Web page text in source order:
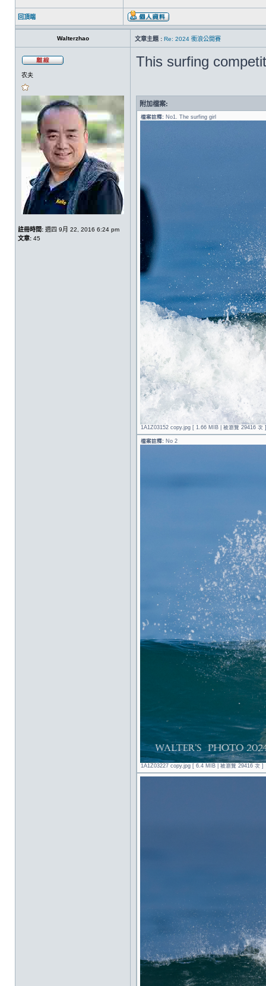
回頂端
Walterzhao 文章主題 : Re: 2024 衝浪公開賽
农夫
註冊時間: 週四 9月 22, 2016 6:24 pm
文章: 45
This surfing
附加檔案:
檔案註釋: No1. The surfing girl
1A1Z03152 copy.jpg [ 1.66 MIB | 被瀏覽 29416 次 ]
檔案註釋: No 2
1A1Z03227 copy.jpg [ 6.4 MIB | 被瀏覽 29416 次 ]